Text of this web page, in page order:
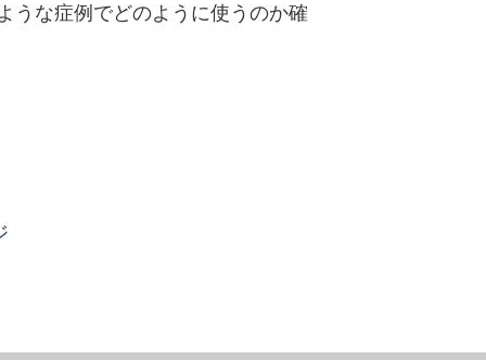
うな症例でどのように使うのか確